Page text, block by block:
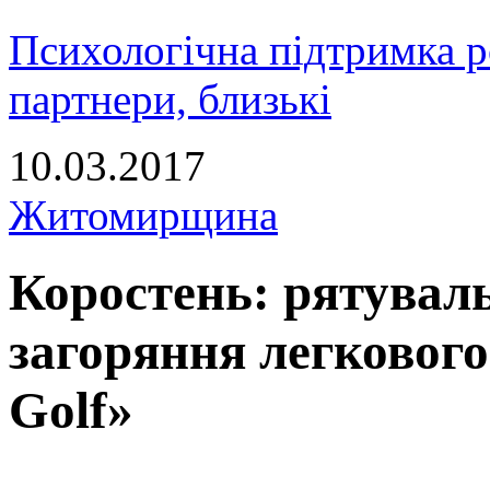
Психологічна підтримка
партнери, близькі
10.03.2017
Житомирщина
Коростень:
загоряння
Golf»